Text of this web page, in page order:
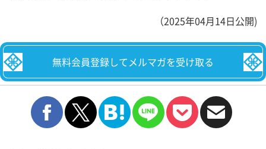
（2025年04月14日公開)
無料会員登録してメルマガを受け取る